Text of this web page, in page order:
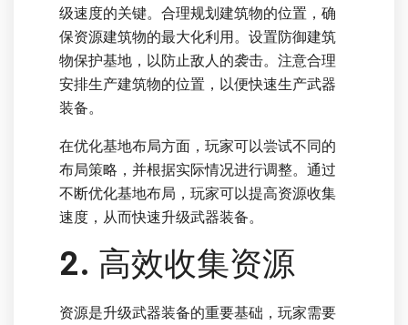
级速度的关键。合理规划建筑物的位置，确
保资源建筑物的最大化利用。设置防御建筑
物保护基地，以防止敌人的袭击。注意合理
安排生产建筑物的位置，以便快速生产武器
装备。
在优化基地布局方面，玩家可以尝试不同的
布局策略，并根据实际情况进行调整。通过
不断优化基地布局，玩家可以提高资源收集
速度，从而快速升级武器装备。
2. 高效收集资源
资源是升级武器装备的重要基础，玩家需要